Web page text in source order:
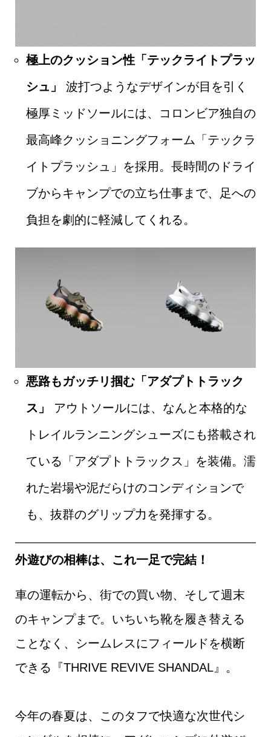
極上のクッション性「テックライトプラッ
シュ」
波打つようなデザインが目を引く
極厚ミッドソールには、コロンビア独自の
最高峰クッショニングフォーム「テックラ
イトプラッシュ」を採用。長時間のドライ
ブからキャンプでの立ち仕事まで、足への
負担を劇的に軽減してくれる。
悪路もガッチリ掴む「アダプトトラック
ス」
アウトソールには、なんと本格的な
トレイルランニングシューズにも搭載され
ている「アダプトトラックス」を装備。濡
れた岩場や泥だらけのコンディションで
も、抜群のグリップ力を発揮する。
外遊びの相棒は、これ一足で完結！
車の運転から、街での買い物、そして週末
のキャンプまで。いちいち靴を履き替える
ことなく、シームレスにフィールドを横断
できる『THRIVE REVIVE SHANDAL』。
今年の春夏は、このタフで快適な次世代シ